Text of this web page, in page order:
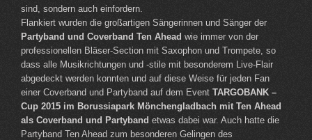
sind, sondern auch einfordern.
Flankiert wurden die großartigen Sängerinnen und Sänger der
Partyband und Coverband Ten Ahead wie immer von der
professionellen Bläser-Section mit Saxophon und Trompete, so
dass alle Musikrichtungen und -stile mit besonderem Live-Flair
abgedeckt werden konnten und auf diese Weise für jeden Fan
einer Coverband und Partyband auf dem Event TARGOBANK –
Cup 2015 im Borussiapark Mönchengladbach mit Ten Ahead
als Coverband und Partyband etwas dabei war. Auch hatte die
Partyband Ten Ahead zum besonderen Gelingen des